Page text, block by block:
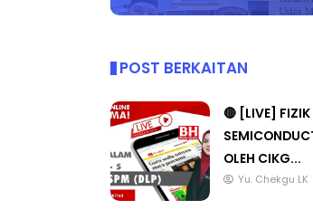
POST BERKAITAN
🔴 [LIVE]
OLEH CIKG...
Yu. Chekgu LK